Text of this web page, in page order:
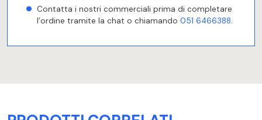
Contatta i nostri commerciali prima di completare
l’ordine tramite la chat o chiamando 051 6466388.